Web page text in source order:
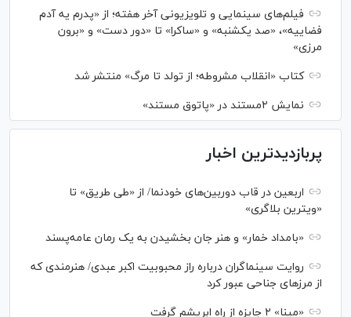
فیلم‌های سینمایی و تلویزیونی آخر هفته؛ از «پدرم یه آدم
فضاییه»، «صد یکشنبه» و «ساکرا» تا «دور دست» و «برون
مرزی»
کتاب «انقلاب مشروطه؛ از تولد تا مرگ» منتشر شد
نمایش ۲مستند در «پاتوق مستند»
پربازدیدترین اخبار
اربعین در قاب دوربین‌های خودنما/ از «طی طریق» تا
«ویترین بلاگری»
«بامداد خمار» و هنر جان بخشیدن به یک رمان عامه‌پسند
روایت سینماگران درباره راز محبوبیت اکبر عبدی/ هنرمندی که
از مرزهای جناحی عبور کرد
«مینا» ۲ جایزه از راه ابریشم گرفت